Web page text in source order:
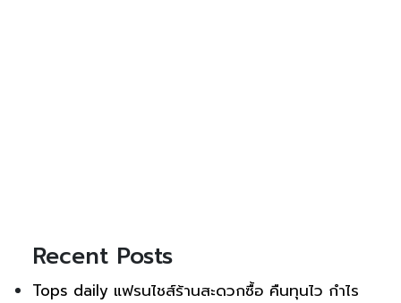
Recent Posts
Tops daily แฟรนไชส์ร้านสะดวกซื้อ คืนทุนไว กำไร